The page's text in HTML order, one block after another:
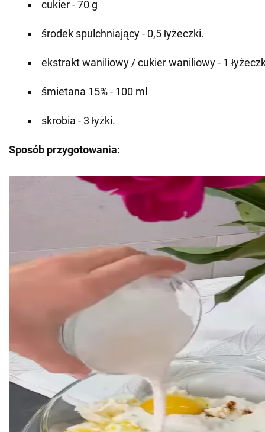
cukier - 70 g
środek spulchniający - 0,5 łyżeczki.
ekstrakt waniliowy / cukier waniliowy - 1
śmietana 15% - 100 ml
skrobia - 3 łyżki.
Sposób przygotowania: